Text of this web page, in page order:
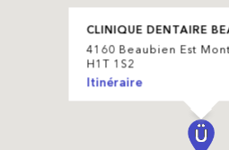
CLINIQUE DENTAIRE
4160 Beaubien Est
H1T 1S2
Itinéraire